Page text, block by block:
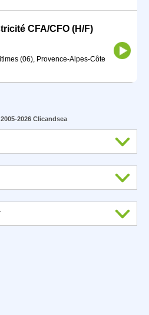
CFA/CFO (H/F)
(06), Provence-Alpes-Côte
2026 Clicandsea